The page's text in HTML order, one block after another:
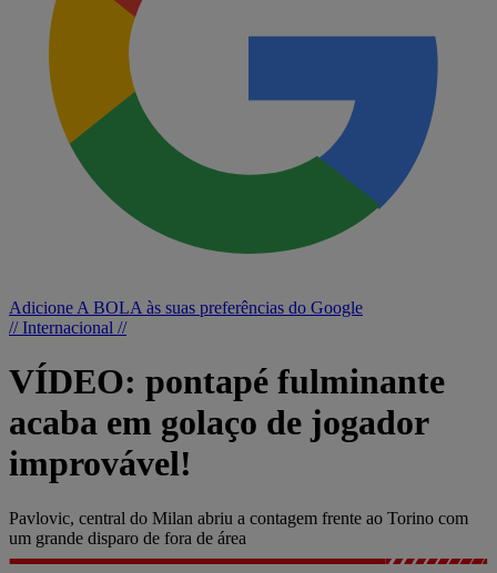
Adicione A BOLA às suas preferências do Google
// Internacional //
VÍDEO: pontapé fulminante
acaba em golaço de jogador
improvável!
Pavlovic, central do Milan abriu a contagem frente ao Torino com
um grande disparo de fora de área